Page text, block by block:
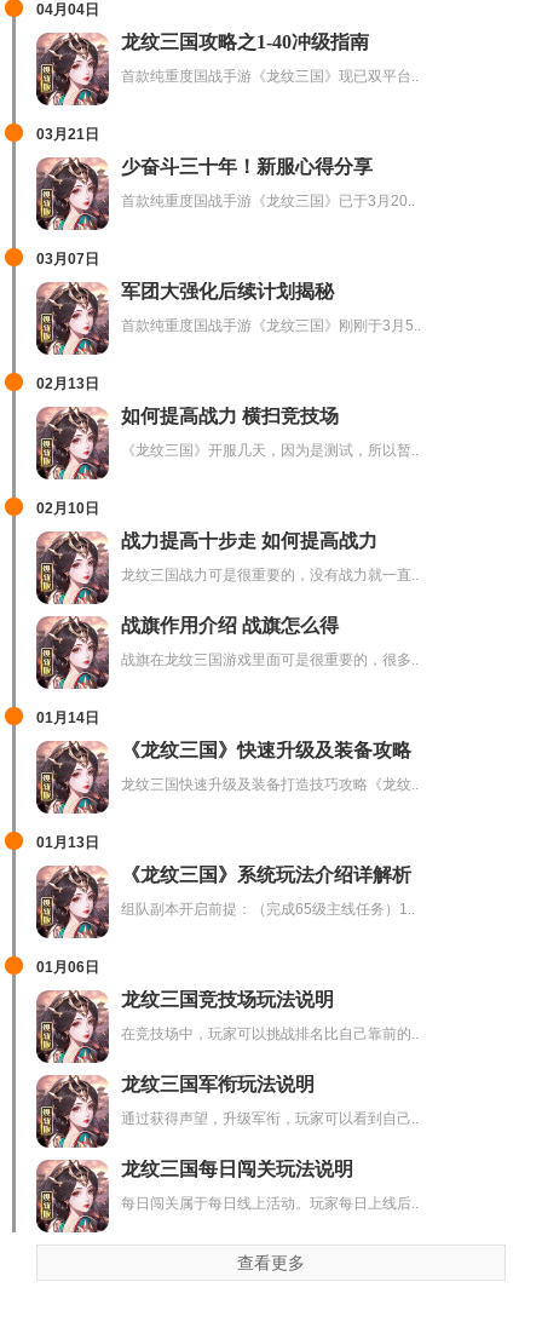
04月04日
龙纹三国攻略之1-40冲级指南
首款纯重度国战手游《龙纹三国》现已双平台..
03月21日
少奋斗三十年！新服心得分享
首款纯重度国战手游《龙纹三国》已于3月20..
03月07日
军团大强化后续计划揭秘
首款纯重度国战手游《龙纹三国》刚刚于3月5..
02月13日
如何提高战力 横扫竞技场
《龙纹三国》开服几天，因为是测试，所以暂..
02月10日
战力提高十步走 如何提高战力
龙纹三国战力可是很重要的，没有战力就一直..
战旗作用介绍 战旗怎么得
战旗在龙纹三国游戏里面可是很重要的，很多..
01月14日
《龙纹三国》快速升级及装备攻略
龙纹三国快速升级及装备打造技巧攻略《龙纹..
01月13日
《龙纹三国》系统玩法介绍详解析
组队副本开启前提：（完成65级主线任务）1..
01月06日
龙纹三国竞技场玩法说明
在竞技场中，玩家可以挑战排名比自己靠前的..
龙纹三国军衔玩法说明
通过获得声望，升级军衔，玩家可以看到自己..
龙纹三国每日闯关玩法说明
每日闯关属于每日线上活动。玩家每日上线后..
查看更多